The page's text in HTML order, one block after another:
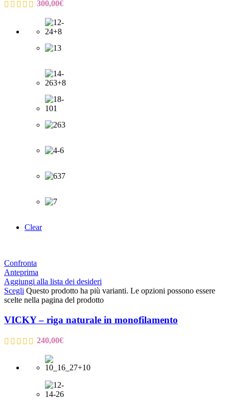
300,00€
Clear
Confronta
Anteprima
Aggiungi alla lista dei desideri
Scegli Questo prodotto ha più varianti. Le opzioni possono essere
scelte nella pagina del prodotto
VICKY – riga naturale in monofilamento
240,00€